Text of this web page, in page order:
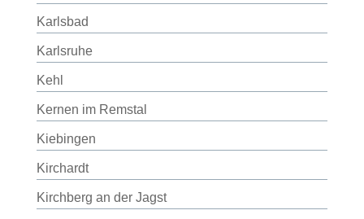
Karlsbad
Karlsruhe
Kehl
Kernen im Remstal
Kiebingen
Kirchardt
Kirchberg an der Jagst